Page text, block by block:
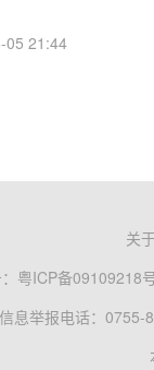
05 21:44
关
粤ICP备09109218
息举报电话：0755-